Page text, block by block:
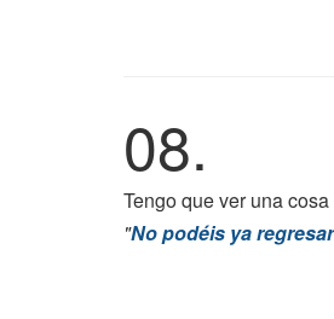
08.
Tengo que ver una
"No podéis ya regresar